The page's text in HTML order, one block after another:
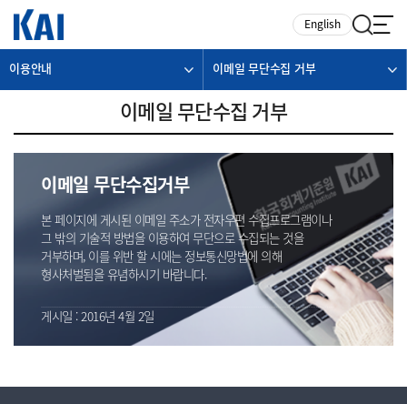
English
이용안내 이메일 무단수집 거부
이메일 무단수집 거부
이메일 무단수집거부
본 페이지에 게시된 이메일 주소가 전자우편 수집프로그램이나
그 밖의 기술적 방법을 이용하여 무단으로 수집되는 것을
거부하며, 이를 위반 할 시에는 정보통신망법에 의해
형사처벌됨을 유념하시기 바랍니다.
게시일 : 2016년 4월 2일